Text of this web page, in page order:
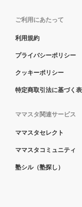
ご利用にあたって
利用規約
プライバシーポリシー
クッキーポリシー
特定商取引法に基づく
ママスタ関連サービス
ママスタセレクト
ママスタコミュニティ
塾シル（塾探し）